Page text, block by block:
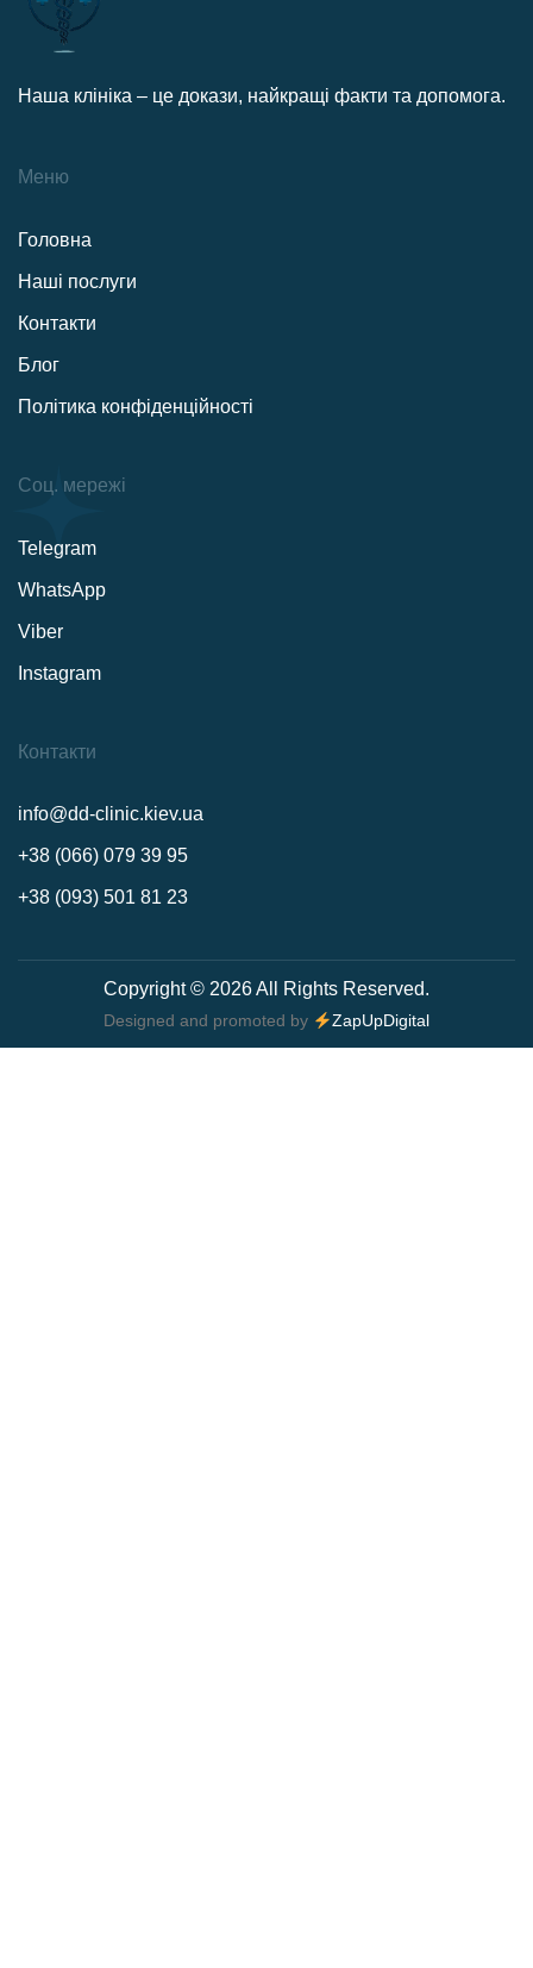
Наша клініка – це докази, найкращі факти та допомога.
Меню
Головна
Наші послуги
Контакти
Блог
Політика конфіденційності
Соц. мережі
Telegram
WhatsApp
Viber
Instagram
Контакти
info@dd-clinic.kiev.ua
+38 (066) 079 39 95
+38 (093) 501 81 23
Copyright © 2026 All Rights Reserved.
Designed and promoted by ZapUpDigital